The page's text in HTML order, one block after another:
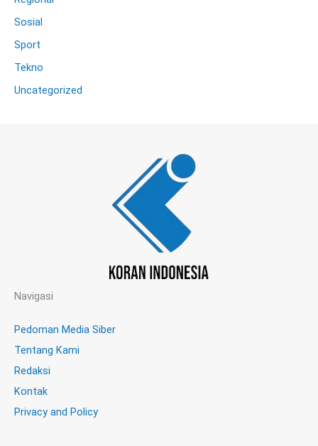
Sosial
Sport
Tekno
Uncategorized
Navigasi
Pedoman Media Siber
Tentang Kami
Redaksi
Kontak
Privacy and Policy